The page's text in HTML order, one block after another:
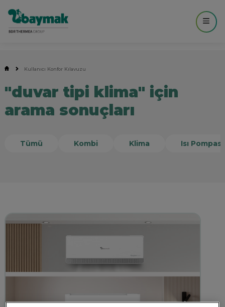
Kullanıcı Konfor Kılavuzu
"duvar tipi klima" için
arama sonuçları
Tümü Kombi Klima Isı Pompası